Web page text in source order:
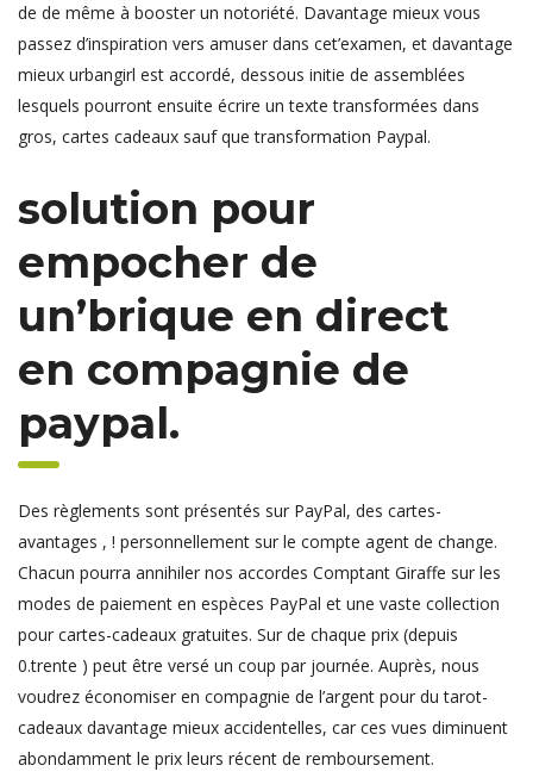
de de même à booster un notoriété. Davantage mieux vous
passez d’inspiration vers amuser dans cet’examen, et davantage
mieux urbangirl est accordé, dessous initie de assemblées
lesquels pourront ensuite écrire un texte transformées dans
gros, cartes cadeaux sauf que transformation Paypal.
solution pour
empocher de
un’brique en direct
en compagnie de
paypal.
Des règlements sont présentés sur PayPal, des cartes-
avantages , ! personnellement sur le compte agent de change.
Chacun pourra annihiler nos accordes Comptant Giraffe sur les
modes de paiement en espèces PayPal et une vaste collection
pour cartes-cadeaux gratuites. Sur de chaque prix (depuis
0.trente ) peut être versé un coup par journée. Auprès, nous
voudrez économiser en compagnie de l’argent pour du tarot-
cadeaux davantage mieux accidentelles, car ces vues diminuent
abondamment le prix leurs récent de remboursement.